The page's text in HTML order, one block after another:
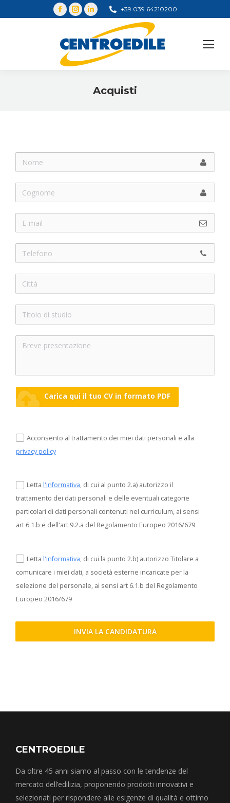
+39 039 64210200
Acquisti
Carica qui il tuo CV in formato PDF
Acconsento al trattamento dei miei dati personali e alla
privacy policy
Letta l'informativa, di cui al punto 2.a) autorizzo il
trattamento dei dati personali e delle eventuali categorie
particolari di dati personali contenuti nel curriculum, ai sensi
art 6.1.b e dell'art.9.2.a del Regolamento Europeo 2016/679
Letta l'informativa, di cui la punto 2.b) autorizzo Titolare a
comunicare i miei dati, a società esterne incaricate per la
selezione del personale, ai sensi art 6.1.b del Regolamento
Europeo 2016/679
INVIA LA CANDIDATURA
CENTROEDILE
Da oltre 45 anni siamo al passo con le tendenze del
mercato dell’edilizia, proponendo prodotti innovativi e
selezionati per rispondere alle esigenze di qualità e ottimo